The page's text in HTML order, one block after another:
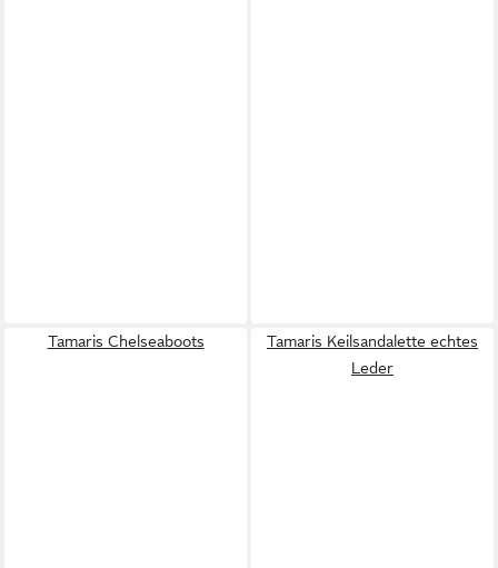
Tamaris Chelseaboots
Tamaris Keilsandalette echtes
Leder